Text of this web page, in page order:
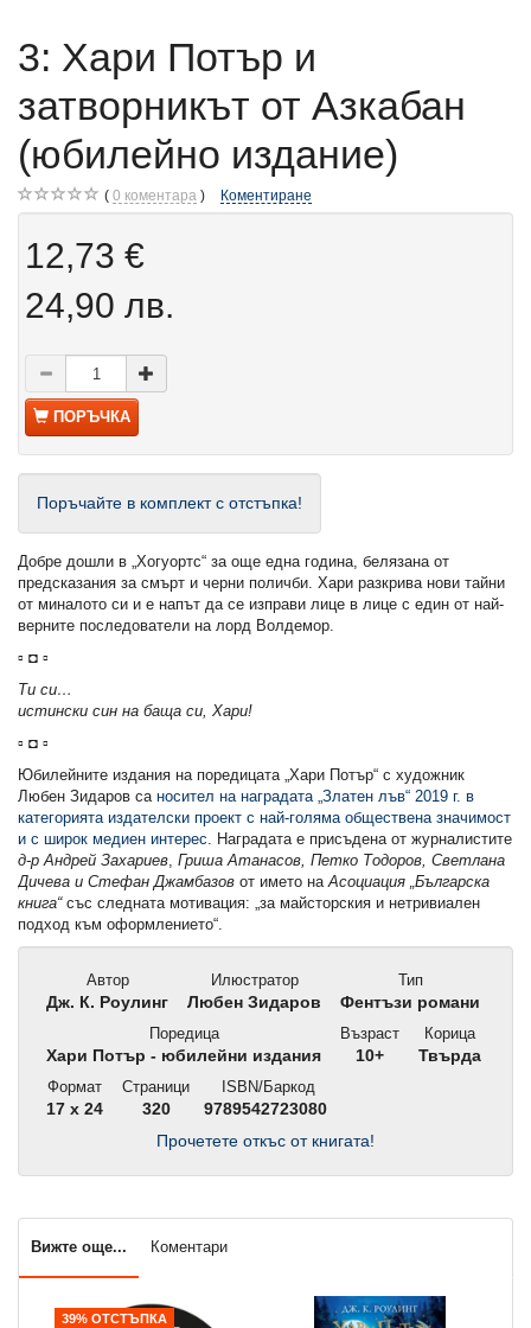
3: Хари Потър и
затворникът от Азкабан
(юбилейно издание)
0 коментара Коментиране
12,73 €
24,90 лв.
ПОРЪЧКА
Поръчайте в комплект с отстъпка!
Добре дошли в „Хогуортс“ за още една година, белязана от
предсказания за смърт и черни поличби. Хари разкрива нови тайни
от миналото си и е напът да се изправи лице в лице с един от най-
верните последователи на лорд Волдемор.
▫ ◘ ▫
Ти си…
истински син на баща си, Хари!
▫ ◘ ▫
Юбилейните издания на поредицата „Хари Потър“ с художник
Любен Зидаров са носител на наградата „Златен лъв“ 2019 г. в
категорията издателски проект с най-голяма обществена значимост
и с широк медиен интерес. Наградата е присъдена от журналистите
д-р Андрей Захариев, Гриша Атанасов, Петко Тодоров, Светлана
Дичева и Стефан Джамбазов от името наАсоциация „Българска
книга“със следната мотивация: „за майсторския и нетривиален
подход към оформлението“.
Автор
Дж. К. Роулинг
Илюстратор
Любен Зидаров
Тип
Фентъзи романи
Поредица
Хари Потър - юбилейни издания
Възраст
10+
Корица
Твърда
Формат
17 x 24
Страници
320
ISBN/Баркод
9789542723080
Прочетете откъс от книгата!
Вижте още... Коментари
39% ОТСТЪПКА